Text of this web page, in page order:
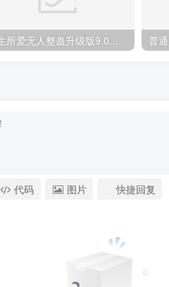
一生所爱无人整蛊升级版9.0，利用动态噪点+光斑粒子光条推进的特效玩法，内附暴击、合并帧、干扰、去重的手法，实现24小时实时直播不违规操，单场日入1500+，小白也能无脑驾驭
代码 图片 快捷回复